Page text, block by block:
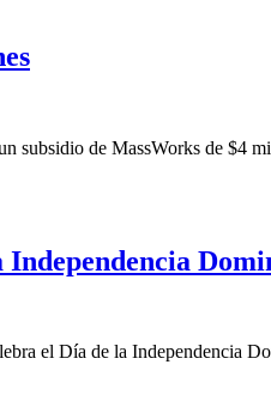
subsidio de MassWorks de
el Día de la Independencia